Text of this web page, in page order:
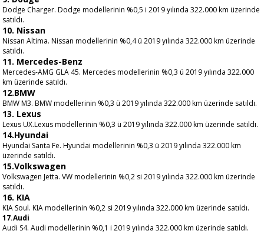
Dodge Charger. Dodge modellerinin %0,5 i 2019 yılında 322.000 km üzerinde
satıldı.
10. Nissan
Nissan Altima. Nissan modellerinin %0,4 ü 2019 yılında 322.000 km üzerinde
satıldı.
11. Mercedes-Benz
Mercedes-AMG GLA 45. Mercedes modellerinin %0,3 ü 2019 yılında 322.000
km üzerinde satıldı.
12.BMW
BMW M3. BMW modellerinin %0,3 ü 2019 yılında 322.000 km üzerinde satıldı.
13. Lexus
Lexus UX.Lexus modellerinin %0,3 ü 2019 yılında 322.000 km üzerinde satıldı.
14.Hyundai
Hyundai Santa Fe. Hyundai modellerinin %0,3 ü 2019 yılında 322.000 km
üzerinde satıldı.
15.Volkswagen
Volkswagen Jetta. VW modellerinin %0,2 si 2019 yılında 322.000 km üzerinde
satıldı.
16. KIA
KIA Soul. KIA modellerinin %0,2 si 2019 yılında 322.000 km üzerinde satıldı.
17.Audi
Audi S4. Audi modellerinin %0,1 i 2019 yılında 322.000 km üzerinde satıldı.